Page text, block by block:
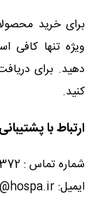
برای خرید
ویژه تنها کافی
دهید. برای
کنید.
ارتباط با
شماره تماس : 09130850372
ایمیل: info@hospa.ir